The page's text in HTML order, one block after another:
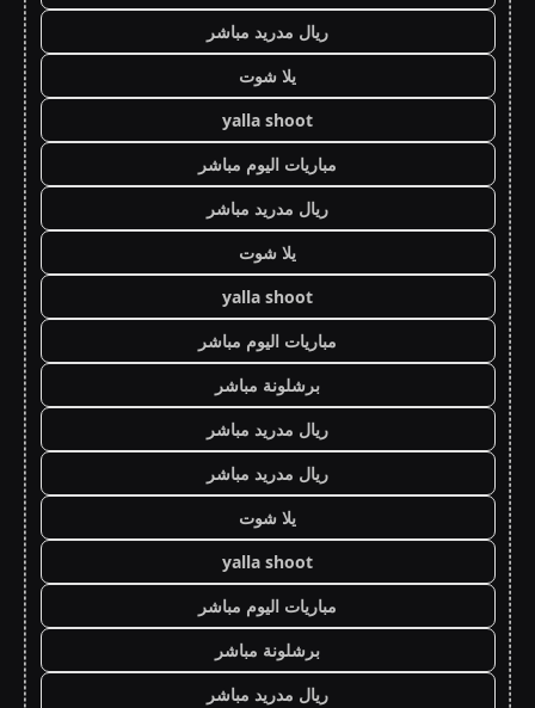
ريال مدريد مباشر
يلا شوت
yalla shoot
مباريات اليوم مباشر
ريال مدريد مباشر
يلا شوت
yalla shoot
مباريات اليوم مباشر
برشلونة مباشر
ريال مدريد مباشر
ريال مدريد مباشر
يلا شوت
yalla shoot
مباريات اليوم مباشر
برشلونة مباشر
ريال مدريد مباشر